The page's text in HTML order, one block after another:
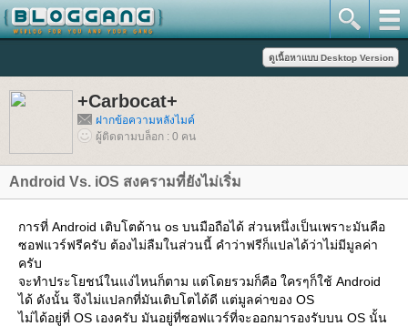
+Carbocat+
ฝากข้อความหลังไมค์
ผู้ติดตามบล็อก : 0 คน
Android Vs. iOS สงครามที่ยังไม่เริ่ม
การที่ Android เติบโตด้าน os บนมือถือได้ ส่วนหนึ่งเป็นเพราะมันคือ
ซอฟแวร์ฟรีครับ ต้องไม่ลืมในส่วนนี้ คำว่าฟรีก็แปลได้ว่าไม่มีมูลค่า
ครับ
จะทำประโยชน์ในแง่ไหนก็ตาม แต่โดยรวมก็คือ ใครๆก็ใช้ Android
ได้ ดังนั้น จึงไม่แปลกที่มันเติบโตได้ดี แต่มูลค่าของ OS
ไม่ได้อยู่ที่ OS เองครับ มันอยู่ที่ซอฟแวร์ที่จะออกมารองรับบน OS นั้น